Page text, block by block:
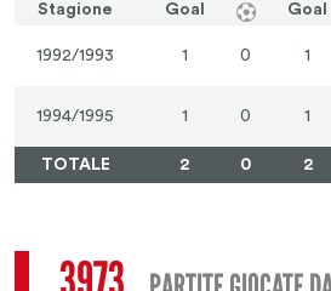
Stagione
Goal Goal
1992/1993 1 0 1
1994/1995 1 0 1
TOTALE 2 0 2